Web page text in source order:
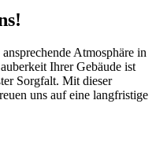
Atmosphäre in
Ihrer Gebäude ist
Sorgfalt. Mit dieser
uns auf eine langfristige